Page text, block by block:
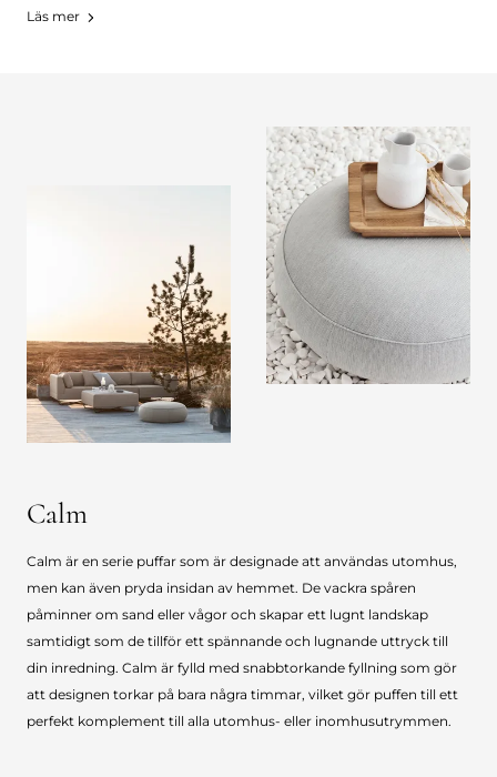
Läs mer
Calm
Calm är en serie puffar som är designade att användas utomhus,
men kan även pryda insidan av hemmet. De vackra spåren
påminner om sand eller vågor och skapar ett lugnt landskap
samtidigt som de tillför ett spännande och lugnande uttryck till
din inredning. Calm är fylld med snabbtorkande fyllning som gör
att designen torkar på bara några timmar, vilket gör puffen till ett
perfekt komplement till alla utomhus- eller inomhusutrymmen.